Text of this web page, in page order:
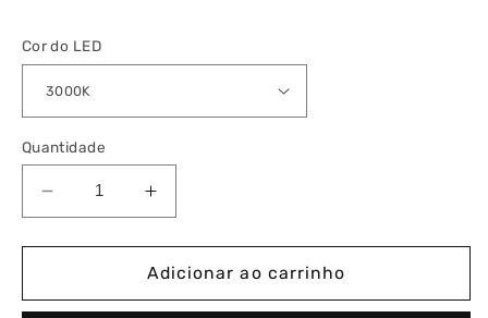
Cor do LED
Quantidade
Diminuir
a
quantidade
Goccia
Aumentar
a
quantidade
de
Goccia
Adicionar ao carrinho